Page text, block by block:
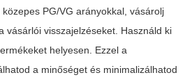
PG/VG arányokkal, vásárolj
vásárlói visszajelzéseket. Használd ki
helyesen. Ezzel a
a minőséget és minimalizálhatod